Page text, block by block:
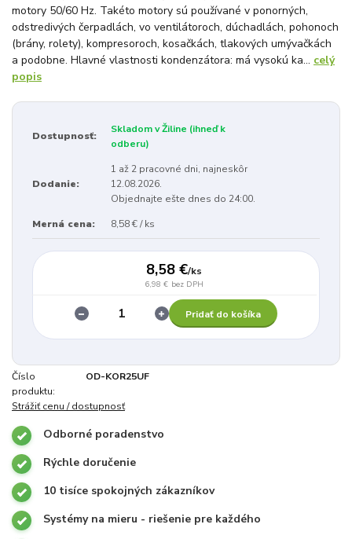
motory 50/60 Hz. Takéto motory sú používané v ponorných,
odstredivých čerpadlách, vo ventilátoroch, dúchadlách, pohonoch
(brány, rolety), kompresoroch, kosačkách, tlakových umývačkách
a podobne. Hlavné vlastnosti kondenzátora: má vysokú ka... celý
popis
Dostupnosť:
Skladom v Žiline (ihneď k
odberu)
Dodanie:
1 až 2 pracovné dni, najneskôr
12.08.2026.
Objednajte ešte dnes do 24:00.
Merná cena: 8,58 € / ks
8,58 €/ks
6,98 € bez DPH
Pridať do košíka
Číslo
produktu:
OD-KOR25UF
Strážiť cenu / dostupnosť
Odborné poradenstvo
Rýchle doručenie
10 tisíce spokojných zákazníkov
Systémy na mieru - riešenie pre každého